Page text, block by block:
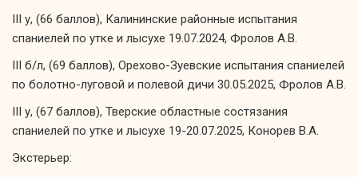
III у, (66 баллов), Калининские районные испытания
спаниелей по утке и лысухе 19.07.2024, Фролов А.В.
III б/л, (69 баллов), Орехово-Зуевские испытания спаниелей
по болотно-луговой и полевой дичи 30.05.2025, Фролов А.В.
III у, (67 баллов), Тверские областные состязания
спаниелей по утке и лысухе 19-20.07.2025, Конорев В.А.
Экстерьер: